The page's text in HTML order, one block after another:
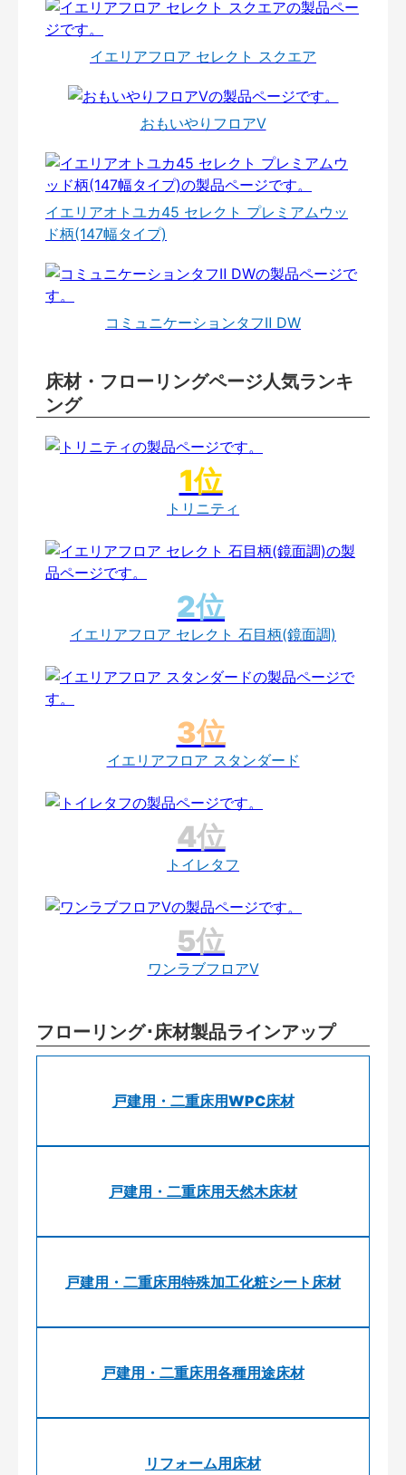
イエリアフロア セレクト スクエア
おもいやりフロアⅤ
イエリアオトユカ45 セレクト プレミアムウッ
ド柄(147幅タイプ)
コミュニケーションタフⅡ DW
床材・フローリングページ人気ランキ
ング
トリニティ
イエリアフロア セレクト 石目柄(鏡面調)
イエリアフロア スタンダード
トイレタフ
ワンラブフロアV
フローリング･床材製品ラインアップ
戸建用・二重床用WPC床材
戸建用・二重床用天然木床材
戸建用・二重床用特殊加工化粧シート床材
戸建用・二重床用各種用途床材
リフォーム用床材